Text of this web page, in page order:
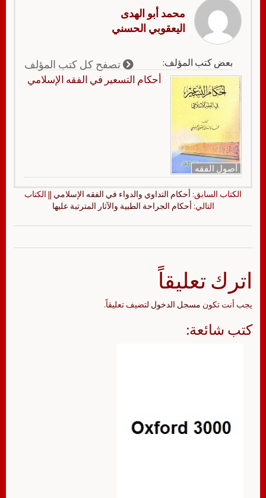
محمد أبو الهدى
اليعقوبي الحسني
بعض كتب المؤلف: تصفح كل كتب المؤلف
أصول الفقه
‏‏أحكام التسعير في الفقه الإسلامي
الكتاب السابق: أحكام التداوي والدواء في الفقه الإسلامي || الكتاب
التالي: أحكام الجراحة الطبية والآثار المترتبة عليها
اترك تعليقاً
يجب أنت تكون مسجل الدخول لتضيف تعليقاً.
كتب شائعة: